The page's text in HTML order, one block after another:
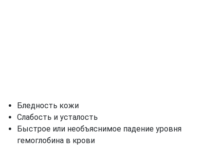
Бледность кожи
Слабость и усталость
Быстрое или необъяснимое падение уровня
гемоглобина в крови